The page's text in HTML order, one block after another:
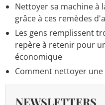
Nettoyer sa machine à
grâce à ces remèdes
Les gens remplissent
repère à retenir pour
économique
Comment nettoyer une
NEWSLETTERS